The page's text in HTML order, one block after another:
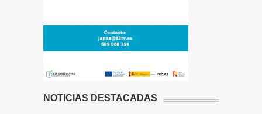
NOTICIAS DESTACADAS